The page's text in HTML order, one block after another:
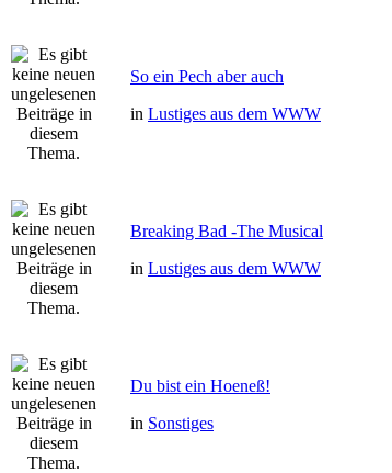
So ein Pech aber auch
in Lustiges aus dem WWW
Breaking Bad -The Musical
in Lustiges aus dem WWW
Du bist ein Hoeneß!
in Sonstiges